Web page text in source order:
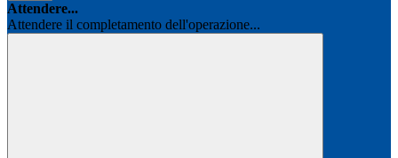
Attendere...
Attendere il completamento dell'operazione...